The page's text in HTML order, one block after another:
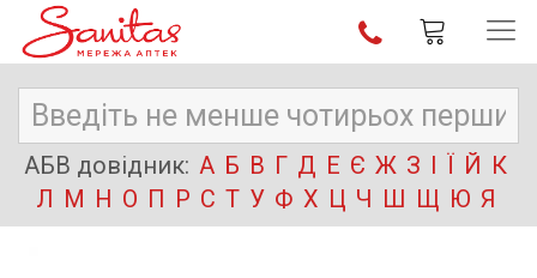
АБВ довідник: А Б В Г Д Е Є Ж З І Ї Й К
Л М Н О П Р С Т У Ф Х Ц Ч Ш Щ Ю Я